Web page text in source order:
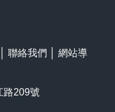
聯絡我們
網站導
路209號